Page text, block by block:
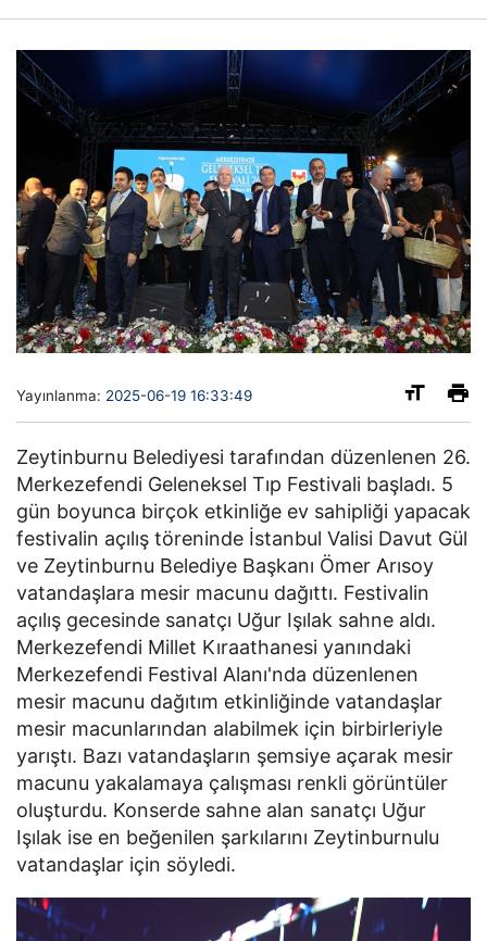
Yayınlanma: 2025-06-19 16:33:49
Zeytinburnu Belediyesi tarafından düzenlenen 26.
Merkezefendi Geleneksel Tıp Festivali başladı. 5
gün boyunca birçok etkinliğe ev sahipliği yapacak
festivalin açılış töreninde İstanbul Valisi Davut Gül
ve Zeytinburnu Belediye Başkanı Ömer Arısoy
vatandaşlara mesir macunu dağıttı. Festivalin
açılış gecesinde sanatçı Uğur Işılak sahne aldı.
Merkezefendi Millet Kıraathanesi yanındaki
Merkezefendi Festival Alanı'nda düzenlenen
mesir macunu dağıtım etkinliğinde vatandaşlar
mesir macunlarından alabilmek için birbirleriyle
yarıştı. Bazı vatandaşların şemsiye açarak mesir
macunu yakalamaya çalışması renkli görüntüler
oluşturdu. Konserde sahne alan sanatçı Uğur
Işılak ise en beğenilen şarkılarını Zeytinburnulu
vatandaşlar için söyledi.